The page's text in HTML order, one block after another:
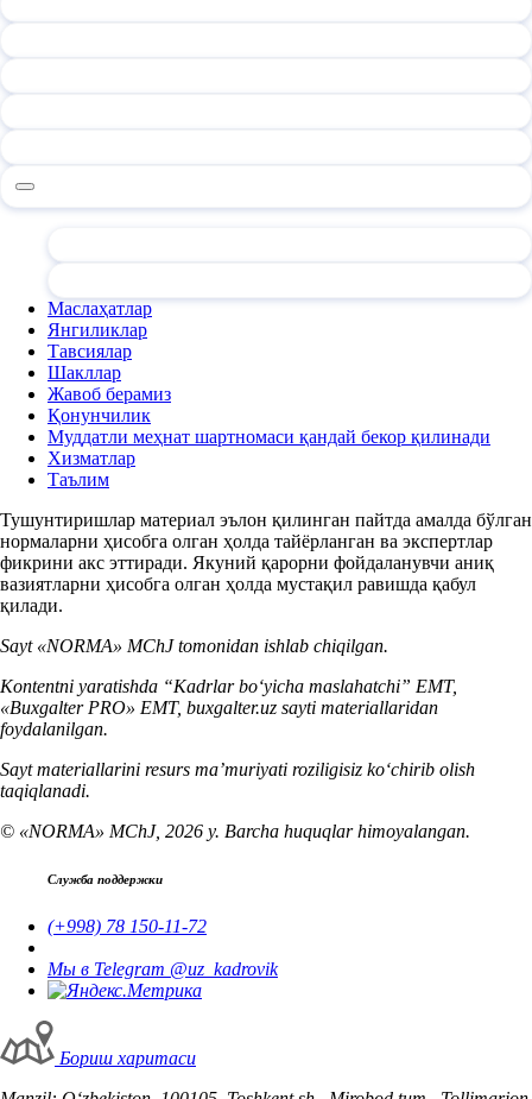
Маслаҳатлар
Янгиликлар
Тавсиялар
Шакллар
Жавоб берамиз
Қонунчилик
Муддатли меҳнат шартномаси қандай бекор қилинади
Хизматлар
Таълим
Тушунтиришлар материал эълон қилинган пайтда амалда бўлган
нормаларни ҳисобга олган ҳолда тайёрланган ва экспертлар
фикрини акс эттиради. Якуний қарорни фойдаланувчи аниқ
вазиятларни ҳисобга олган ҳолда мустақил равишда қабул
қилади.
Sayt «NORMA» MChJ tomonidan ishlab chiqilgan.
Kontentni yaratishda “Kadrlar boʻyicha maslahatchi” EMT,
«Buxgalter PRO» EMT, buxgalter.uz sayti materiallaridan
foydalanilgan.
Sayt materiallarini resurs ma’muriyati roziligisiz koʻchirib olish
taqiqlanadi.
© «NORMA» MChJ, 2026 y. Barcha huquqlar himoyalangan.
Служба поддержки
(+998) 78 150-11-72
Мы в Telegram @uz_kadrovik
Бориш харитаси